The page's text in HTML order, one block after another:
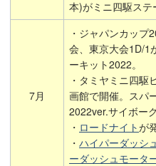
本)がミニ四駆ステ
7月
・ジャパンカップ
会、東京大会1D/1
ーキット2022。
・タミヤミニ四駆
画館で開催。スパ
2022ver.サイボー
・ ロードナイトが
・ ハイパーダッシ
ーダッシュモータ